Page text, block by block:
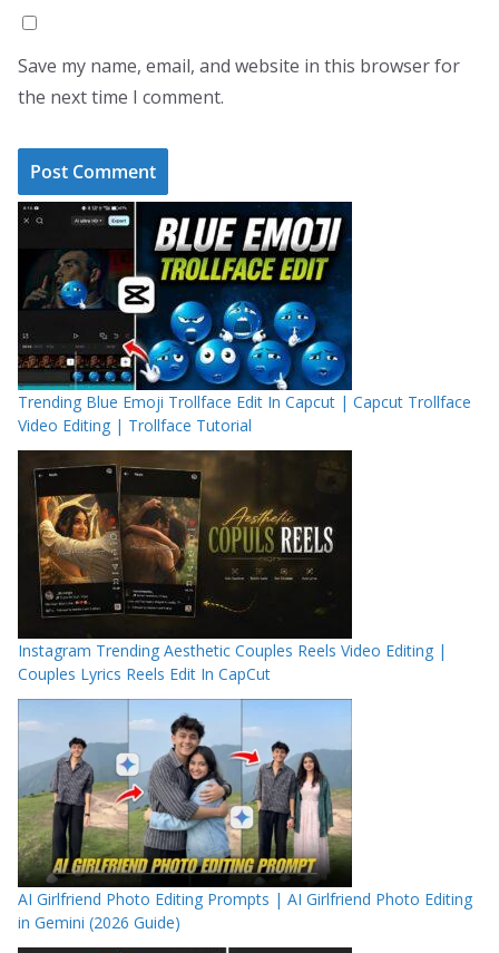
Save my name, email, and website in this browser for
the next time I comment.
Trending Blue Emoji Trollface Edit In Capcut | Capcut Trollface
Video Editing | Trollface Tutorial
Instagram Trending Aesthetic Couples Reels Video Editing |
Couples Lyrics Reels Edit In CapCut
AI Girlfriend Photo Editing Prompts | AI Girlfriend Photo Editing
in Gemini (2026 Guide)